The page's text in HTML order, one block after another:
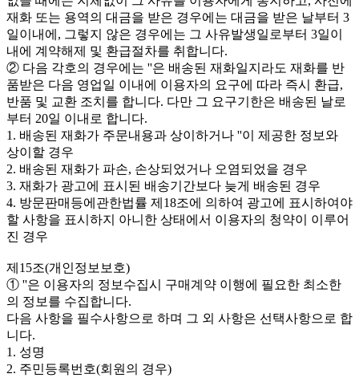
재화 또는 용역의 대금을 받은 경우에는 대금을 받은 날부터 3
일이내에, 그렇지 않은 경우에는 그 사유발생일로부터 3일이
내에 계약해제 및 환급절차를 취합니다.
② 다음 각호의 경우에는 ''은 배송된 재화일지라도 재화를 반
품받은 다음 영업일 이내에 이용자의 요구에 따라 즉시 환급,
반품 및 교환 조치를 합니다. 다만 그 요구기한은 배송된 날로
부터 20일 이내로 합니다.
1. 배송된 재화가 주문내용과 상이하거나 ''이 제공한 정보와
상이할 경우
2. 배송된 재화가 파손, 손상되었거나 오염되었을 경우
3. 재화가 광고에 표시된 배송기간보다 늦게 배송된 경우
4. 방문판매등에관한법률 제18조에 의하여 광고에 표시하여야
할 사항을 표시하지 아니한 상태에서 이용자의 청약이 이루어
진 경우
제15조(개인정보보호)
① ''은 이용자의 정보수집시 구매계약 이행에 필요한 최소한
의 정보를 수집합니다.
다음 사항을 필수사항으로 하며 그 외 사항은 선택사항으로 합
니다.
1. 성명
2. 주민등록번호(회원의 경우)